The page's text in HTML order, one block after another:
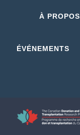
À PROPOS
ÉVÉNEMENTS